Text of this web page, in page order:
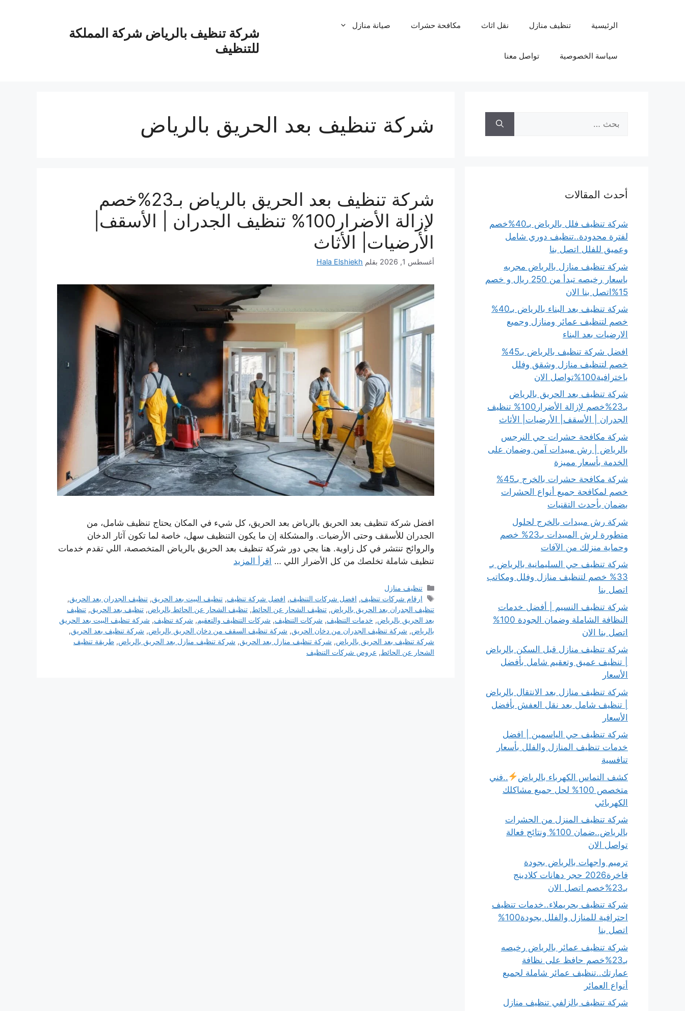
شركة تنظيف بالرياض شركة المملكة
للتنظيف
الرئيسية تنظيف منازل نقل اثاث مكافحة حشرات صيانة منازل
سياسة الخصوصية تواصل معنا
شركة تنظيف بعد الحريق بالرياض
شركة تنظيف بعد الحريق بالرياض بـ23%خصم
لإزالة الأضرار100% تنظيف الجدران | الأسقف|
الأرضيات| الأثاث
أغسطس 1, 2026 بقلم Hala Elshiekh
افضل شركة تنظيف بعد الحريق بالرياض بعد الحريق، كل شيء في المكان يحتاج تنظيف شامل، من
الجدران للأسقف وحتى الأرضيات. والمشكلة إن ما يكون التنظيف سهل، خاصة لما تكون آثار الدخان
والروائح تنتشر في كل زاوية. هنا يجي دور شركة تنظيف بعد الحريق بالرياض المتخصصة، اللي تقدم خدمات
تنظيف شاملة تخلصك من كل الأضرار اللي … اقرأ المزيد
التصنيفات
تنظيف منازل
الوسوم
ارقام شركات تنظيف, افضل شركات التنظيف, افضل شركة تنظيف,تنظيف البيت بعد الحريق,تنظيف الجدران بعد الحريق,
تنظيف الجدران بعد الحريق بالرياض, تنظيف الشحار عن الحائط, تنظيف الشحار عن الحائط بالرياض, تنظيف بعد الحريق, تنظيف
بعد الحريق بالرياض, خدمات التنظيف, شركات التنظيف, شركات التنظيف والتعقيم, شركة تنظيف, شركة تنظيف البيت بعد الحريق
بالرياض, شركة تنظيف الجدران من دخان الحريق, شركة تنظيف السقف من دخان الحريق بالرياض, شركة تنظيف بعد الحريق,
شركة تنظيف بعد الحريق بالرياض, شركة تنظيف منازل بعد الحريق, شركة تنظيف منازل بعد الحريق بالرياض, طريقة تنظيف
الشحار عن الحائط, عروض شركات التنظيف
عن:
أحدث المقالات
شركة تنظيف فلل بالرياض بـ40%خصم
لفترة محدودة..تنظيف دوري شامل
وعميق للفلل اتصل بنا
شركة تنظيف منازل بالرياض مجربه
باسعار رخيصه تبدأ من 250 ريال و خصم
15%اتصل بنا الان
شركة تنظيف بعد البناء بالرياض بـ40%
خصم لتنظيف عمائر ومنازل وجميع
الارضيات بعد البناء
افضل شركة تنظيف بالرياض بـ45%
خصم لتنظيف منازل وشقق وفلل
باخترافية100%تواصل الان
شركة تنظيف بعد الحريق بالرياض
بـ23%خصم لإزالة الأضرار100% تنظيف
الجدران | الأسقف| الأرضيات| الأثاث
شركة مكافحة حشرات حي النرجس
بالرياض | رش مبيدات آمن وضمان على
الخدمة بأسعار مميزة
شركة مكافحة حشرات بالخرج بـ45%
خصم لمكافحة جميع أنواع الحشرات
بضمان بأحدث التقنيات
شركة رش مبيدات بالخرج لحلول
متطورة لرش المبيدات بـ23% خصم
وحماية منزلك من الآفات
شركة تنظيف حي السليمانية بالرياض بـ
33% خصم لتنظيف منازل وفلل ومكاتب
اتصل بنا
شركة تنظيف النسيم | أفضل خدمات
النظافة الشاملة وضمان الجودة 100%
اتصل بنا الان
شركة تنظيف منازل قبل السكن بالرياض
| تنظيف عميق وتعقيم شامل بأفضل
الأسعار
شركة تنظيف منازل بعد الانتقال بالرياض
| تنظيف شامل بعد نقل العفش بأفضل
الأسعار
شركة تنظيف حي الياسمين | افضل
خدمات تنظيف المنازل والفلل بأسعار
تنافسية
كشف التماس الكهرباء بالرياض
..فني
متخصص 100% لحل جميع مشاكلك
الكهربائي
شركة تنظيف المنزل من الحشرات
بالرياض..ضمان 100% ونتائج فعالة
تواصل الان
ترميم واجهات بالرياض بجودة
فاخرة2026 حجر دهانات كلادينج
بـ23%خصم اتصل الان
شركة تنظيف بحريملاء..خدمات تنظيف
احترافية للمنازل والفلل بجودة100%
اتصل بنا
شركة تنظيف عمائر بالرياض رخيصه
بـ23%خصم حافظ على نظافة
عمارتك..تنظيف عمائر شاملة لجميع
أنواع العمائر
شركة تنظيف بالزلفي تنظيف منازل